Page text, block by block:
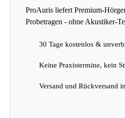
ProAuris liefert Premium-
Probetragen - ohne Akustiker-
30 Tage kostenlos &
Keine Praxistermine, kein
Versand und Rückversand